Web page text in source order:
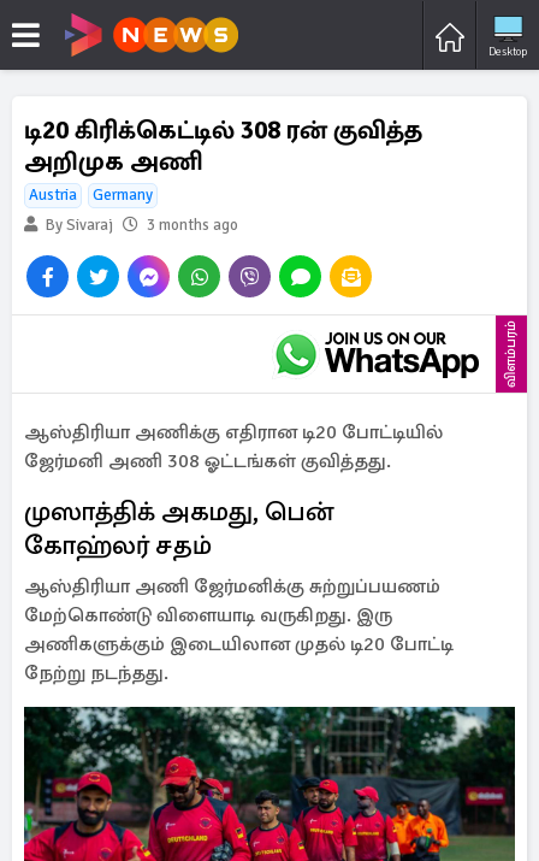
Desktop
டி20 கிரிக்கெட்டில் 308 ரன் குவித்த
அறிமுக அணி
Austria
Germany
By Sivaraj
3 months ago
விளம்பரம்
ஆஸ்திரியா அணிக்கு எதிரான டி20 போட்டியில்
ஜேர்மனி அணி 308 ஓட்டங்கள் குவித்தது.
முஸாத்திக் அகமது, பென்
கோஹ்லர் சதம்
ஆஸ்திரியா அணி ஜேர்மனிக்கு சுற்றுப்பயணம்
மேற்கொண்டு விளையாடி வருகிறது. இரு
அணிகளுக்கும் இடையிலான முதல் டி20 போட்டி
நேற்று நடந்தது.